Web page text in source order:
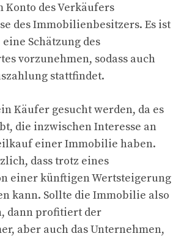
Konto des Verkäufers
des Immobilienbesitzers. Es ist
Schätzung des
vorzunehmen, sodass auch
stattfindet.
Käufer gesucht werden, da es
die inzwischen Interesse an
einer Immobilie haben.
dass trotz eines
einer künftigen Wertsteigerung
kann. Sollte die Immobilie also
dann profitiert der
aber auch das Unternehmen,